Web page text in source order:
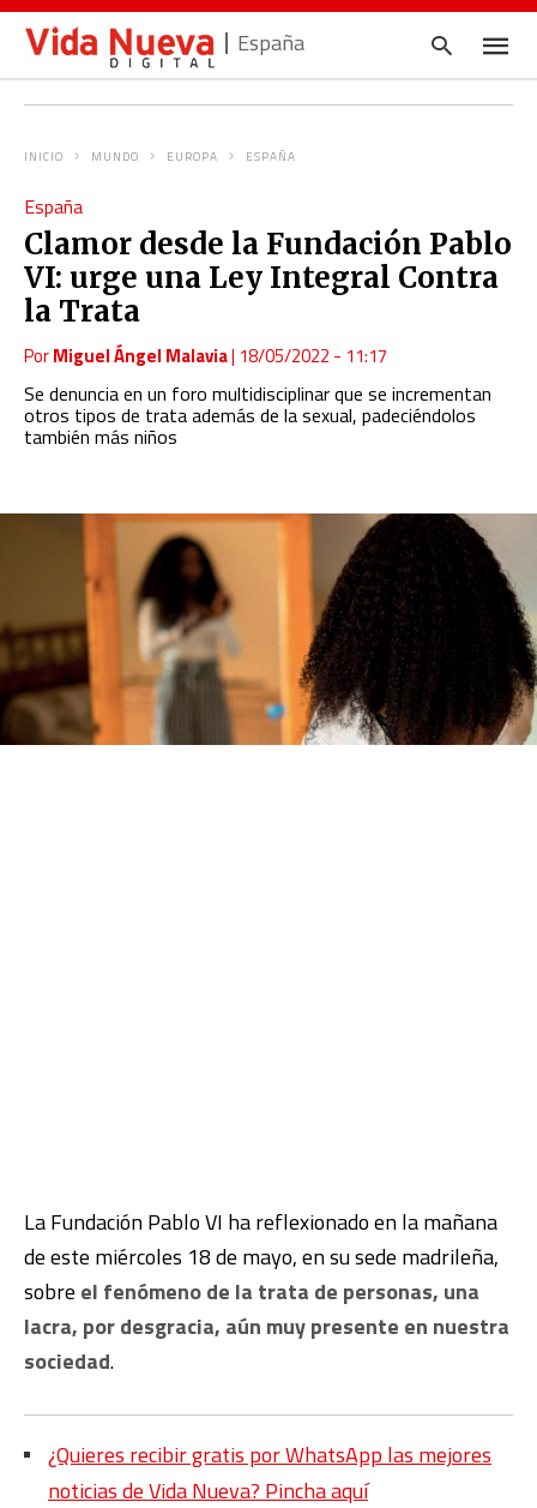
España
y
pulsa
en
INICIO MUNDO EUROPA ESPAÑA
España
Clamor desde la Fundación Pablo
VI: urge una Ley Integral Contra
la Trata
PorMiguel Ángel Malavia| 18/05/2022 - 11:17
Se denuncia en un foro multidisciplinar que se incrementan
otros tipos de trata además de la sexual, padeciéndolos
también más niños
La Fundación Pablo VI ha reflexionado en la mañana
de este miércoles 18 de mayo, en su sede madrileña,
sobre el fenómeno de la trata de personas, una
lacra, por desgracia, aún muy presente en nuestra
sociedad.
¿Quieres recibir gratis por WhatsApp las mejores
noticias de Vida Nueva? Pincha aquí